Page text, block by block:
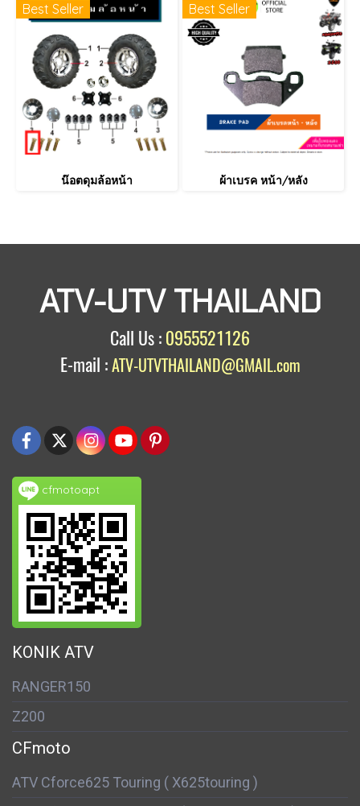
Best Seller
น๊อตดุมล้อหน้า
Best Seller
ผ้าเบรค หน้า/หลัง
ATV-UTV THAILAND
Call Us : 0955521126
E-mail :ATV-UTVTHAILAND@GMAIL.com
cfmotoapt
KONIK ATV
RANGER150
Z200
CFmoto
ATV Cforce625 Touring ( X625touring )